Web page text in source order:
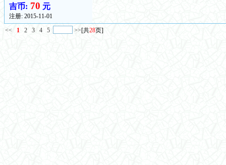
吉币: 70 元
注册: 2015-11-01
<< 1 2 3 4 5 >>[共28页]